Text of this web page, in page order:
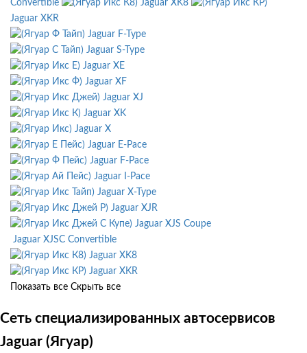
Convertible
Jaguar XK8
Jaguar XKR
Jaguar F-Type
Jaguar S-Type
Jaguar XE
Jaguar XF
Jaguar XJ
Jaguar XK
Jaguar X
Jaguar E-Pace
Jaguar F-Pace
Jaguar I-Pace
Jaguar X-Type
Jaguar XJR
Jaguar XJS Coupe
Jaguar XJSC Convertible
Jaguar XK8
Jaguar XKR
Показать все Скрыть все
Сеть специализированных автосервисов
Jaguar (Ягуар)